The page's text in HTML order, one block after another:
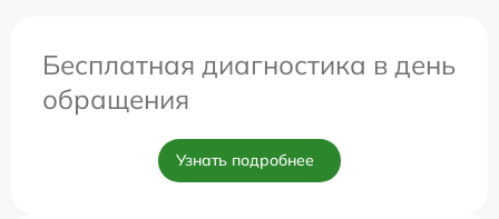
Бесплатная диагностика в день
обращения
Узнать подробнее